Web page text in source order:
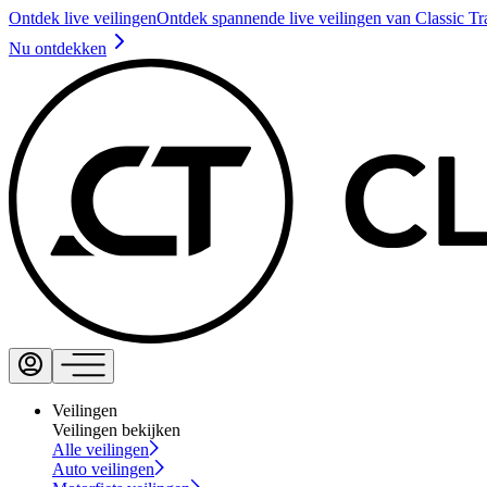
Ontdek live veilingenOntdek spannende live veilingen van Classic
Nu ontdekken
Veilingen
Veilingen bekijken
Alle veilingen
Auto veilingen